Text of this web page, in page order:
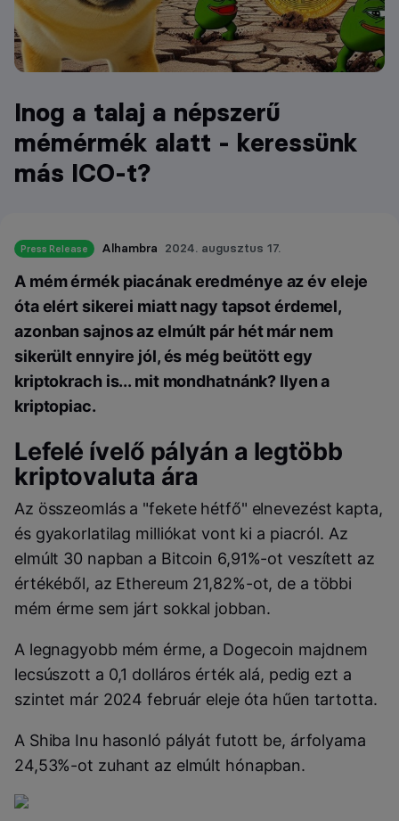
Inog a talaj a népszerű
mémérmék alatt - keressünk
más ICO-t?
Press Release Alhambra 2024. augusztus 17.
A mém érmék piacának eredménye az év eleje
óta elért sikerei miatt nagy tapsot érdemel,
azonban sajnos az elmúlt pár hét már nem
sikerült ennyire jól, és még beütött egy
kriptokrach is... mit mondhatnánk? Ilyen a
kriptopiac.
Lefelé ívelő pályán a legtöbb
kriptovaluta ára
Az összeomlás a "fekete hétfő" elnevezést kapta,
és gyakorlatilag milliókat vont ki a piacról. Az
elmúlt 30 napban a Bitcoin 6,91%-ot veszített az
értékéből, az Ethereum 21,82%-ot, de a többi
mém érme sem járt sokkal jobban.
A legnagyobb mém érme, a Dogecoin majdnem
lecsúszott a 0,1 dolláros érték alá, pedig ezt a
szintet már 2024 február eleje óta hűen tartotta.
A Shiba Inu hasonló pályát futott be, árfolyama
24,53%-ot zuhant az elmúlt hónapban.